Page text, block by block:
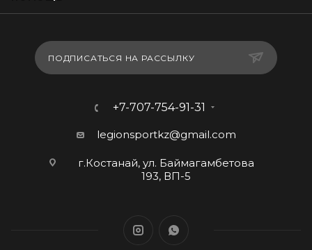
ПОДПИСАТЬСЯ НА РАССЫЛКУ
+7-707-754-91-31
legionsportkz@gmail.com
г.Костанай, ул. Баймагамбетова
193, ВП-5